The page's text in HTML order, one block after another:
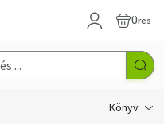
Üres
Könyv